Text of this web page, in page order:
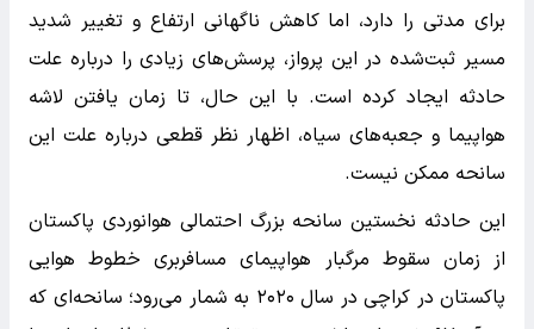
برای مدتی را دارد، اما کاهش ناگهانی ارتفاع و تغییر شدید
مسیر ثبت‌شده در این پرواز، پرسش‌های زیادی را درباره علت
حادثه ایجاد کرده است. با این حال، تا زمان یافتن لاشه
هواپیما و جعبه‌های سیاه، اظهار نظر قطعی درباره علت این
سانحه ممکن نیست.
این حادثه نخستین سانحه بزرگ احتمالی هوانوردی پاکستان
از زمان سقوط مرگبار هواپیمای مسافربری خطوط هوایی
پاکستان در کراچی در سال ۲۰۲۰ به شمار می‌رود؛ سانحه‌ای که